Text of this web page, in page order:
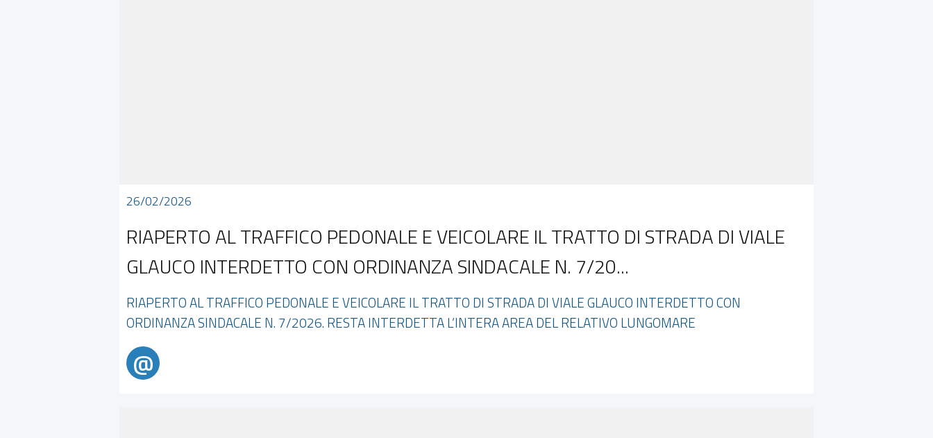
26/02/2026
RIAPERTO AL TRAFFICO PEDONALE E VEICOLARE IL TRATTO DI STRADA DI VIALE
GLAUCO INTERDETTO CON ORDINANZA SINDACALE N. 7/20...
RIAPERTO AL TRAFFICO PEDONALE E VEICOLARE IL TRATTO DI STRADA DI VIALE GLAUCO INTERDETTO CON
ORDINANZA SINDACALE N. 7/2026. RESTA INTERDETTA L’INTERA AREA DEL RELATIVO LUNGOMARE
@